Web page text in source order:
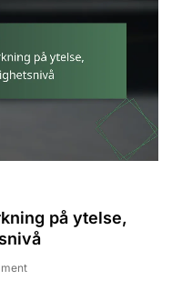
på ytelse,
On